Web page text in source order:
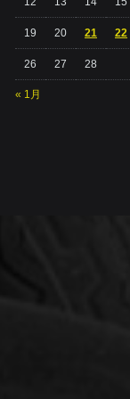
« 1月
19 20 21 22
26 27 28